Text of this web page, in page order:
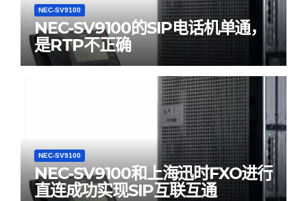
NEC-SV9100
NEC-SV9100的SIP电话机单通，
是RTP不正确
NEC-SV9100
NEC-SV9100和上海迅时FXO进行
直连成功实现SIP互联互通